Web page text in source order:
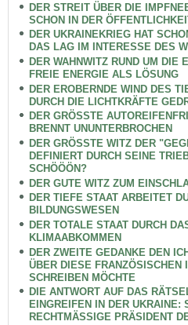
DER STREIT ÜBER DIE
SCHON IN DER
DER UKRAINEKRIEG HAT
DAS LAG IM INTERESSE DES
DER WAHNWITZ RUND UM DIE
FREIE ENERGIE ALS LÖSUNG
DER EROBERNDE WIND DES
DURCH DIE LICHTKRÄFTE
DER GRÖSSTE
BRENNT UNUNTERBROCHEN
DER GRÖSSTE WITZ DER
DEFINIERT DURCH SEINE
SCHÖÖÖN?
DER GUTE WITZ ZUM
DER TIEFE STAAT ARBEITET
BILDUNGSWESEN
DER TOTALE STAAT DURCH
KLIMAABKOMMEN
DER ZWEITE GEDANKE DEN
ÜBER DIESE FRANZÖSISCHEN
SCHREIBEN MÖCHTE
DIE ANTWORT AUF DAS
EINGREIFEN IN DER UKRAINE:
RECHTMÄSSIGE PRÄSIDENT